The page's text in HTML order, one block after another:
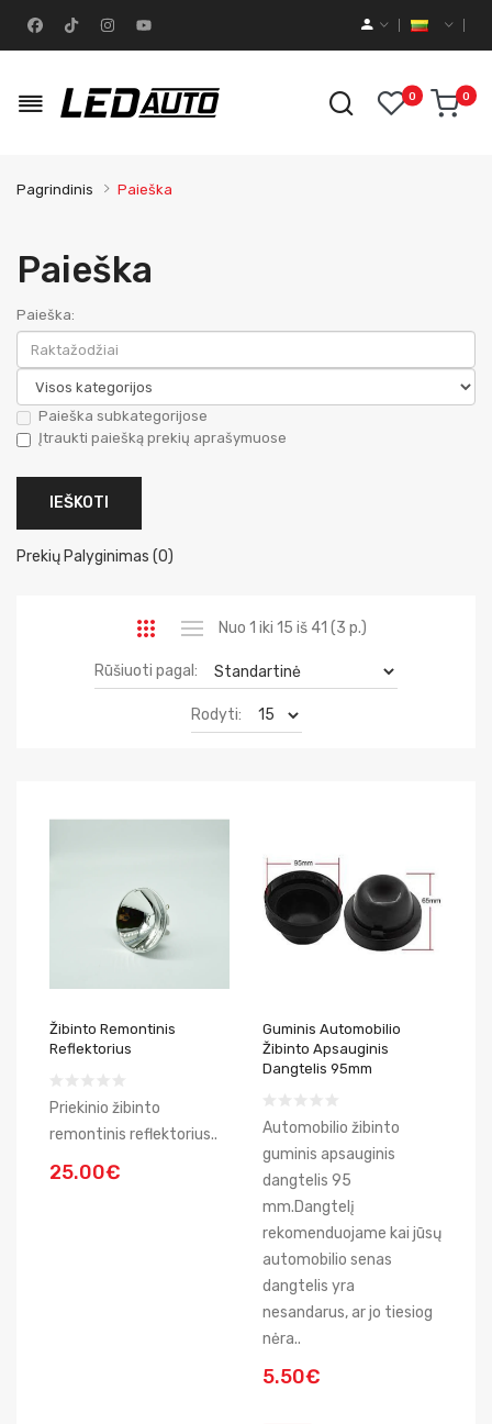
0 0
Pagrindinis Paieška
Paieška
Paieška:
Paieška subkategorijose
Įtraukti paiešką prekių aprašymuose
Prekių Palyginimas (0)
Nuo 1 iki 15 iš 41 (3 p.)
Rūšiuoti pagal:
Rodyti:
Žibinto Remontinis
Reflektorius
Priekinio žibinto
remontinis reflektorius..
25.00€
Guminis Automobilio
Žibinto Apsauginis
Dangtelis 95mm
Automobilio žibinto
guminis apsauginis
dangtelis 95
mm.Dangtelį
rekomenduojame kai jūsų
automobilio senas
dangtelis yra
nesandarus, ar jo tiesiog
nėra..
5.50€